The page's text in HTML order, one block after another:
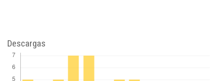
Descargas